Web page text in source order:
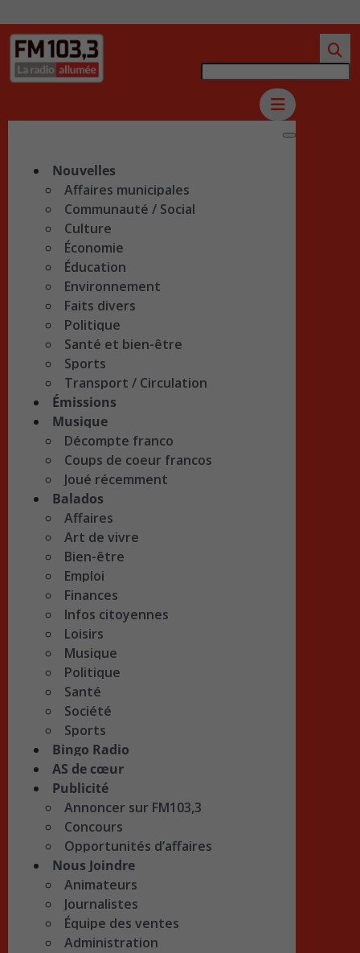
Nouvelles
Affaires municipales
Communauté / Social
Culture
Économie
Éducation
Environnement
Faits divers
Politique
Santé et bien-être
Sports
Transport / Circulation
Émissions
Musique
Décompte franco
Coups de coeur francos
Joué récemment
Balados
Affaires
Art de vivre
Bien-être
Emploi
Finances
Infos citoyennes
Loisirs
Musique
Politique
Santé
Société
Sports
Bingo Radio
AS de cœur
Publicité
Annoncer sur FM103,3
Concours
Opportunités d’affaires
Nous Joindre
Animateurs
Journalistes
Équipe des ventes
Administration